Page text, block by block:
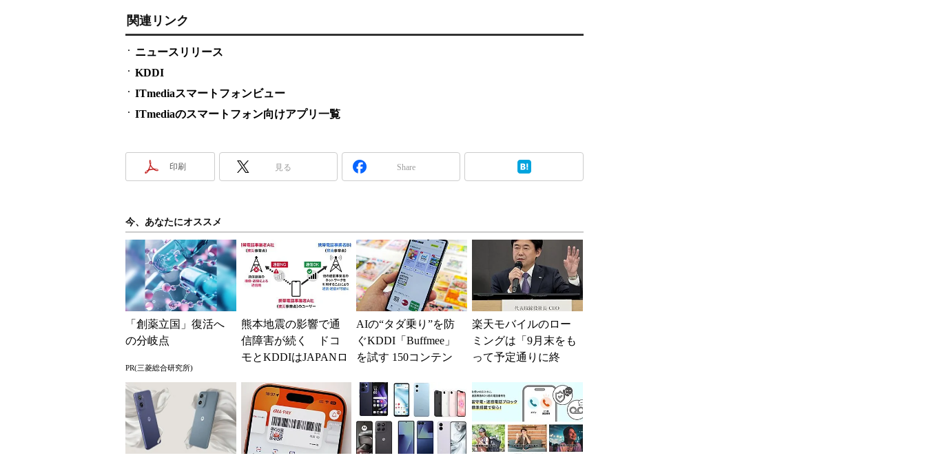
関連リンク
ニュースリリース
KDDI
ITmediaスマートフォンビュー
ITmediaのスマートフォン向けアプリ一覧
印刷 見る Share
今、あなたにオススメ
「創薬立国」復活へ
の分岐点
PR(三菱総合研究所)
熊本地震の影響で通
信障害が続く ドコ
モとKDDIはJAPANロ
無料Wi-Fi「00...
AIの“タダ乗り”を防
ぐKDDI「Buffmee」
を試す 150コンテン
が、回答に...
楽天モバイルのロー
ミングは「9月末をも
って予定通りに終
改善」 ただし「ル
ーラル限定...